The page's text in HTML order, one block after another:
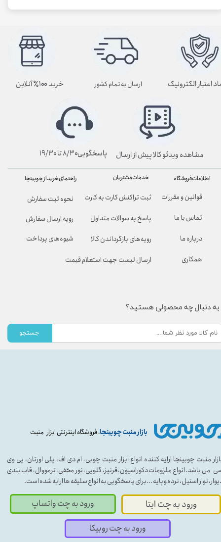
بازار منبت چوبینجا، فروشگاه اینترنتی ابزار منبت
منبت چوبینجا ارایه کننده انواع ابزار منبت چوبی، ام دی اف، پلی اورتان، پی وی
می باشد. انواع ملزومات دکوراسیون، قرنیز، گلویی، نور مخفی، ترمووال، قاب بندی
نوار استیل، نرده و پایه ...برای پاسخگویی به انواع سلیقه ها ارایه شده است.
ورود به چت ایتا ورود به چت واتساپ
ورود به چت روبیکا
راهنمای خرید از چوبینجا
نحوه ثبت سفارش
رویه ارسال سفارش
شیوه‌های پرداخت
خدمات مشتریان
ثبت تراکنش کارت به کارت
پاسخ به سوالات متداول
رویه‌های بازگرداندن کالا
ارسال لیست جهت استعلام قیمت
اطلاعات فروشگاه
قوانین و مقررات
تماس با ما
درباره ما
همکاری
به دنبال چه محصولی هستید؟
جستجو
ارسال به تمام کشور
پاسخگویی۸/۳۰ تا ۱۹/۳۰
اعتبار الکترونیک خرید ۱۰۰٪ آنلاین
مشاهده ویدئو کالا پیش از ارسال